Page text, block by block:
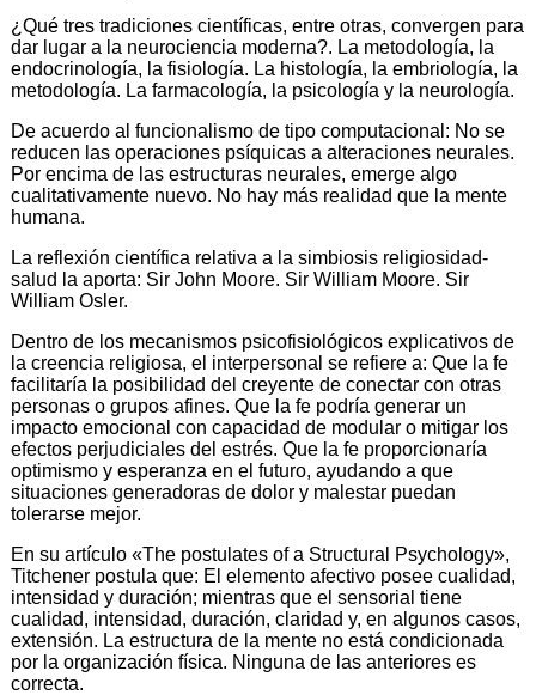
¿Qué tres tradiciones científicas, entre otras, convergen para
dar lugar a la neurociencia moderna?. La metodología, la
endocrinología, la fisiología. La histología, la embriología, la
metodología. La farmacología, la psicología y la neurología.
De acuerdo al funcionalismo de tipo computacional: No se
reducen las operaciones psíquicas a alteraciones neurales.
Por encima de las estructuras neurales, emerge algo
cualitativamente nuevo. No hay más realidad que la mente
humana.
La reflexión científica relativa a la simbiosis religiosidad-
salud la aporta: Sir John Moore. Sir William Moore. Sir
William Osler.
Dentro de los mecanismos psicofisiológicos explicativos de
la creencia religiosa, el interpersonal se refiere a: Que la fe
facilitaría la posibilidad del creyente de conectar con otras
personas o grupos afines. Que la fe podría generar un
impacto emocional con capacidad de modular o mitigar los
efectos perjudiciales del estrés. Que la fe proporcionaría
optimismo y esperanza en el futuro, ayudando a que
situaciones generadoras de dolor y malestar puedan
tolerarse mejor.
En su artículo «The postulates of a Structural Psychology»,
Titchener postula que: El elemento afectivo posee cualidad,
intensidad y duración; mientras que el sensorial tiene
cualidad, intensidad, duración, claridad y, en algunos casos,
extensión. La estructura de la mente no está condicionada
por la organización física. Ninguna de las anteriores es
correcta.